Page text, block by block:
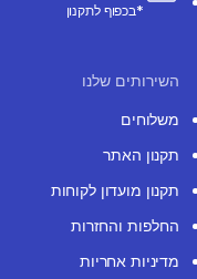
*בכפוף לתקנון
השירותים שלנו
משלוחים
תקנון האתר
תקנון מועדון לקוחות
החלפות והחזרות
מדיניות אחריות